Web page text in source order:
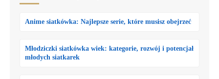
Anime siatkówka: Najlepsze serie, które musisz obejrzeć
Młodziczki siatkówka wiek: kategorie, rozwój i potencjał
młodych siatkarek